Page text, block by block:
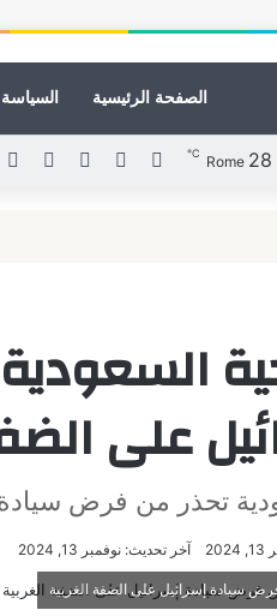
الصفحة الرئيسية السياسة
Rome 28
℃ فيسبوك لينكدإنيوتيوب
على
تحذر من فرض
آخر تحديث: نوفمبر 13, 2024
سيادة إسرائيل على الضفة الغربية